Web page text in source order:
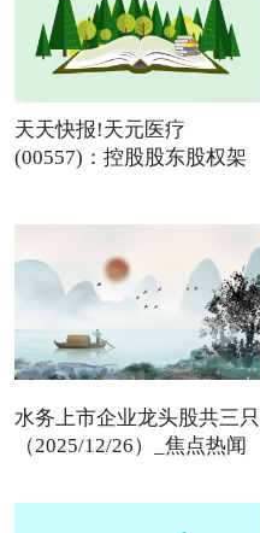
天天快报!天元医疗
(00557)：控股股东股权架
水务上市企业龙头股共三只
（2025/12/26）_焦点热闻